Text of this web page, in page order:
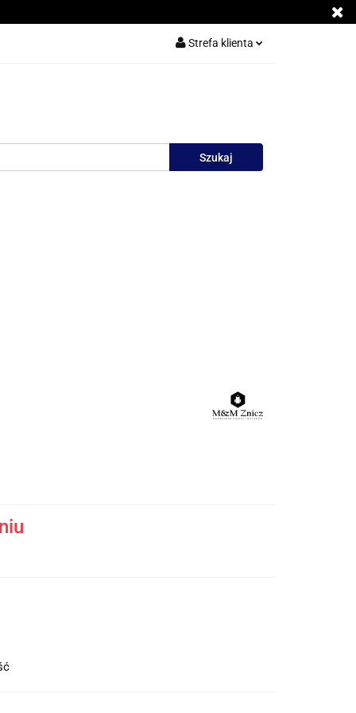
Strefa klienta
Zgody cookies